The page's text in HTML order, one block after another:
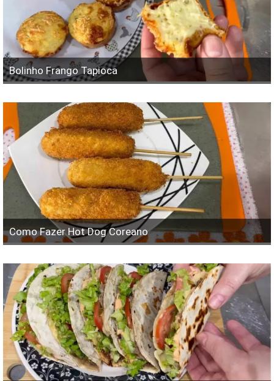
Bolinho Frango Tapioca
Como Fazer Hot Dog Coreano